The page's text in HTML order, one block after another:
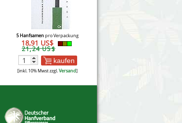
5 Hanfsamenpro Verpackung
18,91 US$
21,24 US$
kaufen
[inkl. 10% Mwst zzgl.Versand]